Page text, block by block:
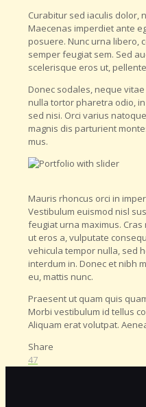
Curabitur sed iaculis dolor,
Maecenas imperdiet ante
posuere. Nunc urna libero,
semper feugiat sem. Sed
scelerisque eros ut,
Donec sodales, neque
nulla tortor pharetra odio,
sed nisi. Orci varius
magnis dis parturient
mus.
Mauris rhoncus orci in
Vestibulum euismod nisl
feugiat urna maximus.
ut eros a, vulputate
vehicula tempor nulla, sed
interdum in. Donec et nibh
eu, mattis nunc.
Praesent ut quam quis
Morbi vestibulum id tellus
Aliquam erat volutpat.
Share
47